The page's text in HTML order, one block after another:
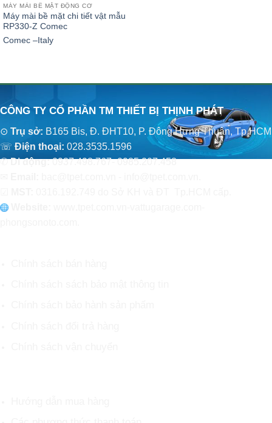
MÁY MÀI BỀ MẶT ĐỘNG CƠ
Máy mài bề mặt chi tiết vật mẫu
RP330-Z Comec
Comec –Italy
CÔNG TY CỔ PHẦN TM THIẾT BỊ THỊNH PHÁT
⊙ Trụ sở: B165 Bis, Đ. ĐHT10, P. Đông Hưng Thuận, Tp.HCM
☏ Điện thoại: 028.3535.1596
✆Di động:0937.498.767- 0985.207.458